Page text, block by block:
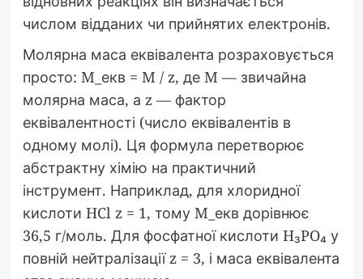
числом відданих чи прийнятих електронів.
Молярна маса еквівалента розраховується
просто: M_екв = M / z, де M — звичайна
молярна маса, а z — фактор
еквівалентності (число еквівалентів в
одному молі). Ця формула перетворює
абстрактну хімію на практичний
інструмент. Наприклад, для хлоридної
кислоти HCl z = 1, тому M_екв дорівнює
36,5 г/моль. Для фосфатної кислоти H₃PO₄ у
повній нейтралізації z = 3, і маса еквівалента